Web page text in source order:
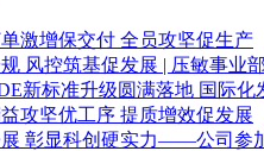
激增保交付 全员攻坚促生产
风控筑基促发展 | 压敏事业
新标准升级圆满落地 国际化
攻坚优工序 提质增效促发展
彰显科创硬实力——公司参